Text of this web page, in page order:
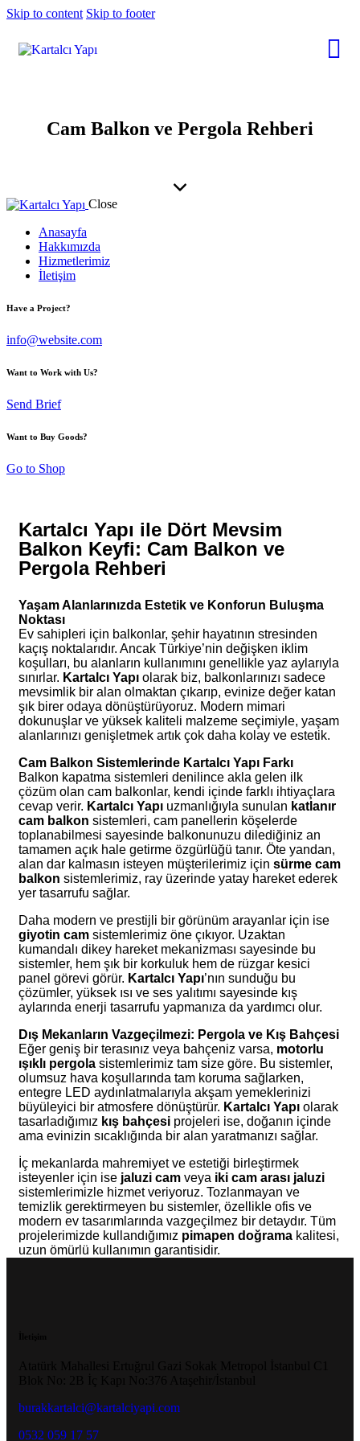
Skip to content Skip to footer
Cam Balkon ve Pergola Rehberi
Close
Anasayfa
Hakkımızda
Hizmetlerimiz
İletişim
Have a Project?
info@website.com
Want to Work with Us?
Send Brief
Want to Buy Goods?
Go to Shop
Kartalcı Yapı ile Dört Mevsim
Balkon Keyfi: Cam Balkon ve
Pergola Rehberi
Yaşam Alanlarınızda Estetik ve Konforun Buluşma
Noktası
Ev sahipleri için balkonlar, şehir hayatının stresinden
kaçış noktalarıdır. Ancak Türkiye’nin değişken iklim
koşulları, bu alanların kullanımını genellikle yaz aylarıyla
sınırlar. Kartalcı Yapı olarak biz, balkonlarınızı sadece
mevsimlik bir alan olmaktan çıkarıp, evinize değer katan
şık birer odaya dönüştürüyoruz. Modern mimari
dokunuşlar ve yüksek kaliteli malzeme seçimiyle, yaşam
alanlarınızı genişletmek artık çok daha kolay ve estetik.
Cam Balkon Sistemlerinde Kartalcı Yapı Farkı
Balkon kapatma sistemleri denilince akla gelen ilk
çözüm olan cam balkonlar, kendi içinde farklı ihtiyaçlara
cevap verir. Kartalcı Yapı uzmanlığıyla sunulan katlanır
cam balkon sistemleri, cam panellerin köşelerde
toplanabilmesi sayesinde balkonunuzu dilediğiniz an
tamamen açık hale getirme özgürlüğü tanır. Öte yandan,
alan dar kalmasın isteyen müşterilerimiz için sürme cam
balkon sistemlerimiz, ray üzerinde yatay hareket ederek
yer tasarrufu sağlar.
Daha modern ve prestijli bir görünüm arayanlar için ise
giyotin cam sistemlerimiz öne çıkıyor. Uzaktan
kumandalı dikey hareket mekanizması sayesinde bu
sistemler, hem şık bir korkuluk hem de rüzgar kesici
panel görevi görür. Kartalcı Yapı’nın sunduğu bu
çözümler, yüksek ısı ve ses yalıtımı sayesinde kış
aylarında enerji tasarrufu yapmanıza da yardımcı olur.
Dış Mekanların Vazgeçilmezi: Pergola ve Kış Bahçesi
Eğer geniş bir terasınız veya bahçeniz varsa, motorlu
ışıklı pergola sistemlerimiz tam size göre. Bu sistemler,
olumsuz hava koşullarında tam koruma sağlarken,
entegre LED aydınlatmalarıyla akşam yemeklerinizi
büyüleyici bir atmosfere dönüştürür. Kartalcı Yapı olarak
tasarladığımız kış bahçesi projeleri ise, doğanın içinde
ama evinizin sıcaklığında bir alan yaratmanızı sağlar.
İç mekanlarda mahremiyet ve estetiği birleştirmek
isteyenler için ise jaluzi cam veya iki cam arası jaluzi
sistemlerimizle hizmet veriyoruz. Tozlanmayan ve
temizlik gerektirmeyen bu sistemler, özellikle ofis ve
modern ev tasarımlarında vazgeçilmez bir detaydır. Tüm
projelerimizde kullandığımız pimapen doğrama kalitesi,
uzun ömürlü kullanımın garantisidir.
burakkartalci@kartalciyapi.com
0532 059 17 57